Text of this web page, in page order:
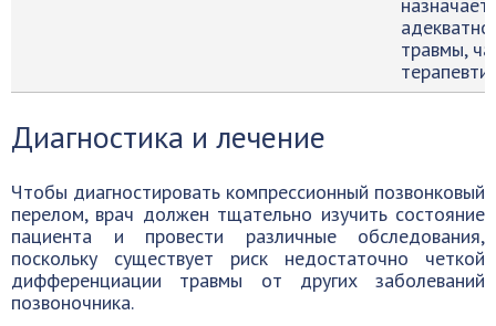
травмы,
Диагностика и лечение
Чтобы диагностировать компрессионный позвонковый
перелом, врач должен тщательно изучить состояние
пациента и провести различные обследования,
поскольку существует риск недостаточно четкой
дифференциации травмы от других заболеваний
позвоночника.